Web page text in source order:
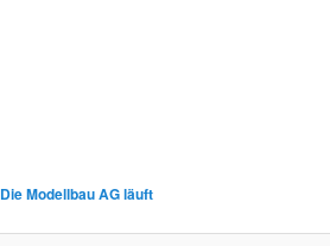
Die Modellbau AG läuft